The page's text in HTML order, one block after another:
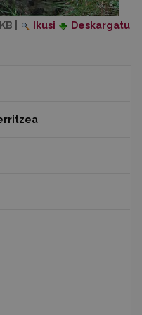
Ikusi Deskargatu